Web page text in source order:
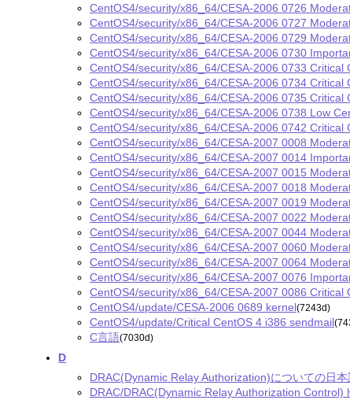
CentOS4/security/x86_64/CESA-2006 0726
CentOS4/security/x86_64/CESA-2006 0727
CentOS4/security/x86_64/CESA-2006 0729
CentOS4/security/x86_64/CESA-2006 0730
CentOS4/security/x86_64/CESA-2006 0733 Critical
CentOS4/security/x86_64/CESA-2006 0734 Critical
CentOS4/security/x86_64/CESA-2006 0735
CentOS4/security/x86_64/CESA-2006 0738 Low
CentOS4/security/x86_64/CESA-2006 0742 Critical
CentOS4/security/x86_64/CESA-2007 0008
CentOS4/security/x86_64/CESA-2007 0014
CentOS4/security/x86_64/CESA-2007 0015
CentOS4/security/x86_64/CESA-2007 0018
CentOS4/security/x86_64/CESA-2007 0019
CentOS4/security/x86_64/CESA-2007 0022
CentOS4/security/x86_64/CESA-2007 0044
CentOS4/security/x86_64/CESA-2007 0060
CentOS4/security/x86_64/CESA-2007 0064
CentOS4/security/x86_64/CESA-2007 0076
CentOS4/security/x86_64/CESA-2007 0086
CentOS4/update/CESA-2006 0689 kernel(7243d)
CentOS4/update/Critical CentOS 4 i386 sendmail
C言語(7030d)
D
DRAC(Dynamic Relay Authorization)についての日
DRAC/DRAC(Dynamic Relay Authorization Control)